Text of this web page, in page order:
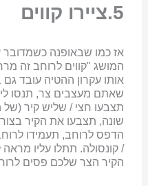
5.ציירו קווים
אז כמו שבאופנה
המושג "קווים לרוחב זה
אותו עקרון ההטיה עובד
שאתם מעצבים צר, תנסו
תצבעו חצי / שליש קיר
שונה, תצבעו את הקיר
הדפס לרוחב, תעמידו
/ קונסולה. תתלו עליו
הקיר הצר שלכם פסים